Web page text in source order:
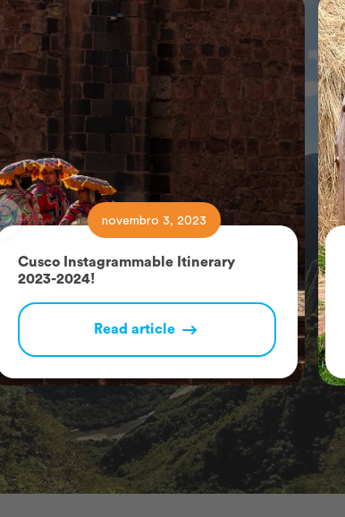
novembro 3, 2023
Cusco Instagrammable Itinerary
2023-2024!
Read article